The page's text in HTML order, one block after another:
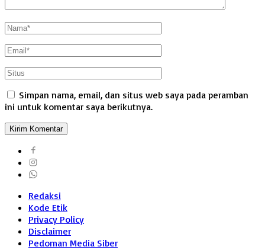
Simpan nama, email, dan situs web saya pada peramban
ini untuk komentar saya berikutnya.
Redaksi
Kode Etik
Privacy Policy
Disclaimer
Pedoman Media Siber